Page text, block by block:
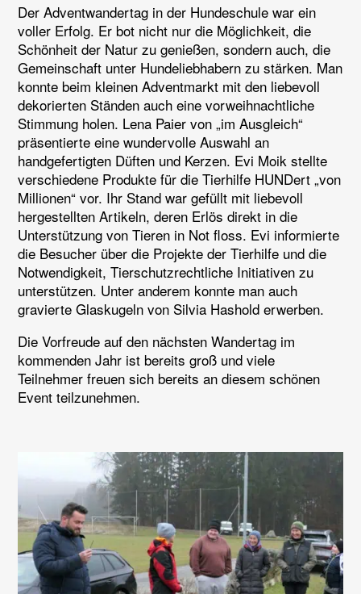
Der Adventwandertag in der Hundeschule war ein
voller Erfolg. Er bot nicht nur die Möglichkeit, die
Schönheit der Natur zu genießen, sondern auch, die
Gemeinschaft unter Hundeliebhabern zu stärken. Man
konnte beim kleinen Adventmarkt mit den liebevoll
dekorierten Ständen auch eine vorweihnachtliche
Stimmung holen. Lena Paier von „im Ausgleich“
präsentierte eine wundervolle Auswahl an
handgefertigten Düften und Kerzen. Evi Moik stellte
verschiedene Produkte für die Tierhilfe HUNDert „von
Millionen“ vor. Ihr Stand war gefüllt mit liebevoll
hergestellten Artikeln, deren Erlös direkt in die
Unterstützung von Tieren in Not floss. Evi informierte
die Besucher über die Projekte der Tierhilfe und die
Notwendigkeit, Tierschutzrechtliche Initiativen zu
unterstützen. Unter anderem konnte man auch
gravierte Glaskugeln von Silvia Hashold erwerben.
Die Vorfreude auf den nächsten Wandertag im
kommenden Jahr ist bereits groß und viele
Teilnehmer freuen sich bereits an diesem schönen
Event teilzunehmen.